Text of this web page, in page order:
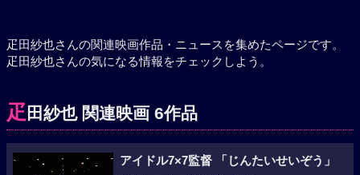
疋田紗也さんの関連映画作品・ニュースを集めたページです。
疋田紗也さんの気になる情報をチェックしよう。
疋 田紗也 関連映画 6作品
アイドル7×7監督 「じんたいせいぞう」